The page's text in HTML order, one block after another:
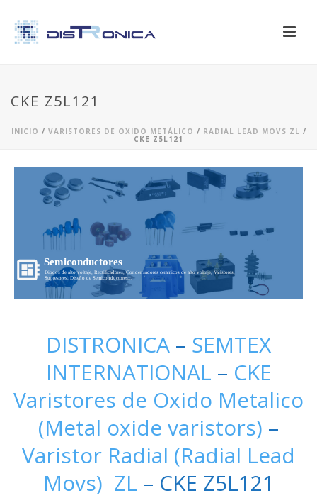
CKE Z5L121
INICIO / VARISTORES DE OXIDO METÁLICO / RADIAL LEAD MOVS ZL /
CKE Z5L121
Semiconductores
Diodos de alto voltaje, Rectificadores, Condensadores ceramicos de alto voltaje, Varistores,
Supresores, Diseño de Semiconductores...
DISTRONICA – SEMTEX
INTERNATIONAL – CKE
Varistores de Oxido Metalico
(Metal oxide varistors) –
Varistor Radial (Radial Lead
Movs) ZL – CKE Z5L121